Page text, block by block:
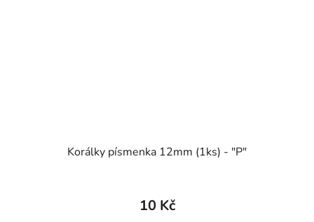
Korálky písmenka 12mm (1ks) - "P"
10 Kč